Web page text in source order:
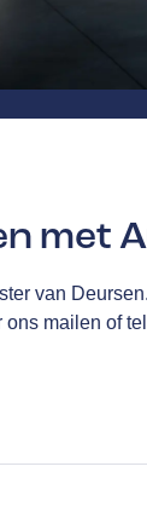
met
van Deursen.
mailen of